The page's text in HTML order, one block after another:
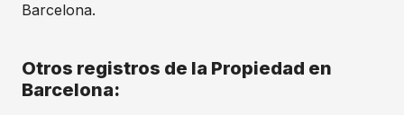
Barcelona.
Otros registros de la Propiedad en
Barcelona: